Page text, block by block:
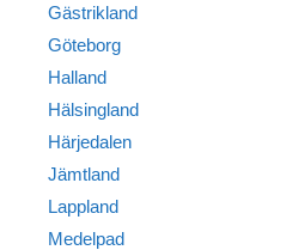
Gästrikland
Göteborg
Halland
Hälsingland
Härjedalen
Jämtland
Lappland
Medelpad